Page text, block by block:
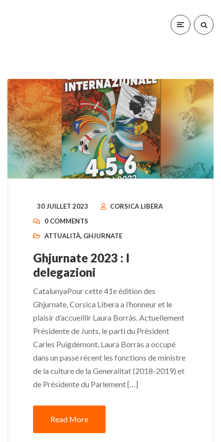
30 JUILLET 2023
CORSICA LIBERA
0 COMMENTS
ATTUALITÀ, GHJURNATE
Ghjurnate 2023 : I
delegazioni
CatalunyaPour cette 41e édition des
Ghjurnate, Corsica Libera a l’honneur et le
plaisir d’accueillir Laura Borràs. Actuellement
Présidente de Junts, le parti du Président
Carles Puigdemont, Laura Borràs a occupé
dans un passé récent les fonctions de ministre
de la culture de la Generalitat (2018-2019) et
de Présidente du Parlement […]
Read More